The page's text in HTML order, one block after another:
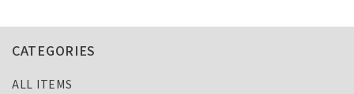
CATEGORIES
ALL ITEMS